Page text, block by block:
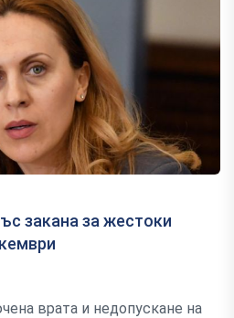
закана за жестоки
врата и недопускане на